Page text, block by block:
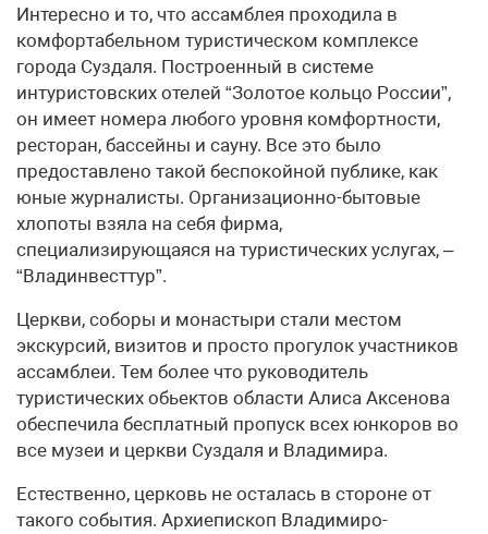
Интересно и тo, что ассамблея проходила в
комфортабельном туристическом комплексе
города Суздаля. Построенный в системе
интуристовских отелей “Золотое кольцо России”,
он имеет номера любого уровня комфортности,
ресторан, бассейны и сауну. Все это было
предоставлено такой беспокойной публике, как
юные журналисты. Организационно-бытовые
хлопоты взяла на себя фирма,
специализирующаяся на туристических услугах, –
“Владинвесттур”.
Церкви, соборы и монастыри стали местом
экскурсий, визитов и просто прогулок участников
ассамблеи. Тем более что руководитель
туристических обьектов области Алиса Аксенова
обеспечила бесплатный пропуск всех юнкоров во
все музеи и церкви Суздаля и Владимира.
Естественно, церковь не осталась в стороне от
такого события. Архиепископ Владимиро-